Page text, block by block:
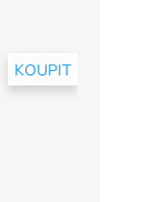
KOUPIT